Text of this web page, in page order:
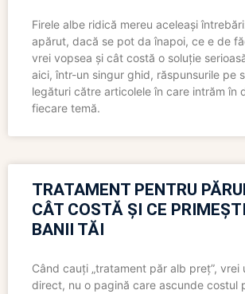
Firele albe ridică mereu aceleași
apărut, dacă se pot da înapoi, ce e de
vrei vopsea și cât costă o soluție
aici, într-un singur ghid, răspunsurile pe
legături către articolele în care intrăm în
fiecare temă.
TRATAMENT PENTRU
CÂT COSTĂ ȘI CE
BANII TĂI
Când cauți „tratament păr alb preț”, vrei
direct, nu o pagină care ascunde costul